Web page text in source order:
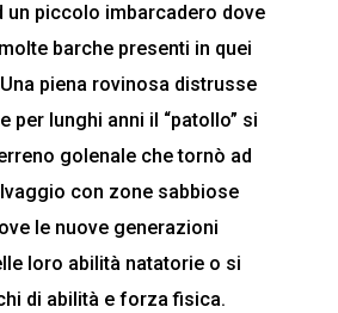
un piccolo imbarcadero dove
barche presenti in quei
piena rovinosa distrusse
per lunghi anni il “patollo” si
golenale che tornò ad
con zone sabbiose
le nuove generazioni
loro abilità natatorie o si
di abilità e forza fisica.